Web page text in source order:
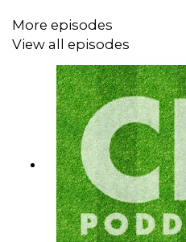
More episodes
View all episodes